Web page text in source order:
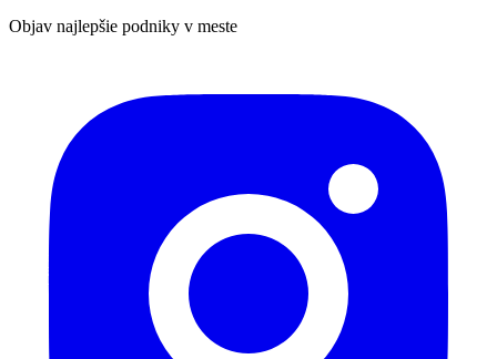
Objav najlepšie podniky v meste